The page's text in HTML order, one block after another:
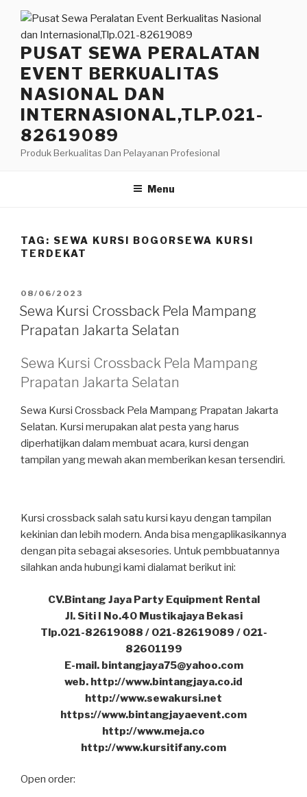
Lompat
konten
PUSAT SEWA PERALATAN
EVENT BERKUALITAS
NASIONAL DAN
INTERNASIONAL,TLP.021-
82619089
Produk Berkualitas Dan Pelayanan Profesional
Menu
TAG: SEWA KURSI BOGORSEWA KURSI
TERDEKAT
DIPOSKAN
PADA
08/06/2023
Sewa Kursi Crossback Pela Mampang
Prapatan Jakarta Selatan
Sewa Kursi Crossback Pela Mampang
Prapatan Jakarta Selatan
Sewa Kursi Crossback Pela Mampang Prapatan Jakarta
Selatan. Kursi merupakan alat pesta yang harus
diperhatijkan dalam membuat acara, kursi dengan
tampilan yang mewah akan memberikan kesan tersendiri.
Kursi crossback salah satu kursi kayu dengan tampilan
kekinian dan lebih modern. Anda bisa mengaplikasikannya
dengan pita sebagai aksesories. Untuk pembbuatannya
silahkan anda hubungi kami dialamat berikut ini:
CV.Bintang Jaya Party Equipment Rental
Jl. Siti I No.40 Mustikajaya Bekasi
Tlp.021-82619088 / 021-82619089 / 021-
82601199
E-mail. bintangjaya75@yahoo.com
web. http://www.bintangjaya.co.id
http://www.sewakursi.net
https://www.bintangjayaevent.com
http://www.meja.co
http://www.kursitifany.com
Open order: